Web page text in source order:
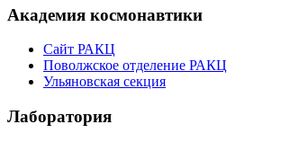
Академия космонавтики
Сайт РАКЦ
Поволжское отделение РАКЦ
Ульяновская секция
Лаборатория